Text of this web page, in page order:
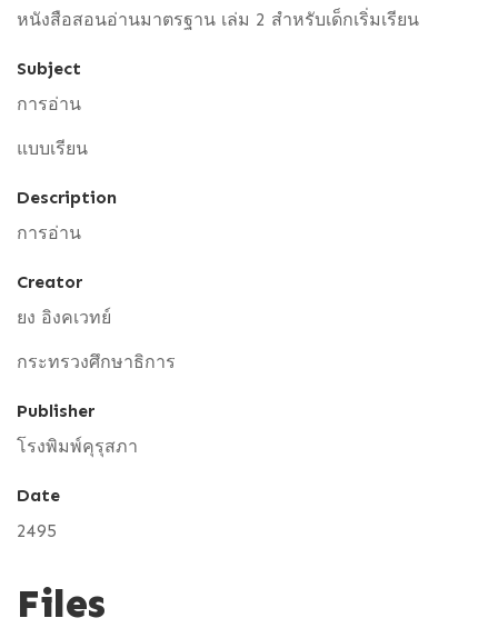
หนังสือสอนอ่านมาตรฐาน เล่ม 2 สำหรับเด็กเริ่มเรียน
Subject
การอ่าน
แบบเรียน
Description
การอ่าน
Creator
ยง อิงคเวทย์
กระทรวงศึกษาธิการ
Publisher
โรงพิมพ์คุรุสภา
Date
2495
Files